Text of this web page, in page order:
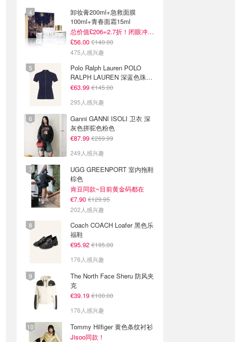
卸妆膏200ml+急救面膜
100ml+青春面霜15ml
总价值£206=2.7折！闭眼冲这套！
£56.00 £140.00
475人感兴趣
Polo Ralph Lauren POLO
RALPH LAUREN 深蓝色珠地
布 Polo衫
€63.99 €145.00
295人感兴趣
Ganni GANNI ISOLI 卫衣 深
灰色拼驼色粉色
€87.99 €269.99
249人感兴趣
UGG GREENPORT 室内拖鞋
棕色
肯豆同款~目前黄金码都在
€7.90 €129.95
202人感兴趣
Coach COACH Loafer 黑色乐
福鞋
€95.92 €195.00
176人感兴趣
The North Face Sheru 防风夹
克
€39.19 €100.00
176人感兴趣
Tommy Hilfiger 黄色条纹衬衫
Jisoo同款！